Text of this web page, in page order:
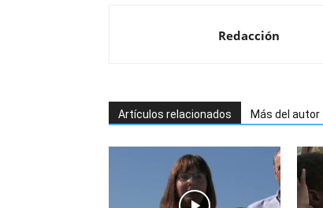
Redacción
Artículos relacionados Más del autor